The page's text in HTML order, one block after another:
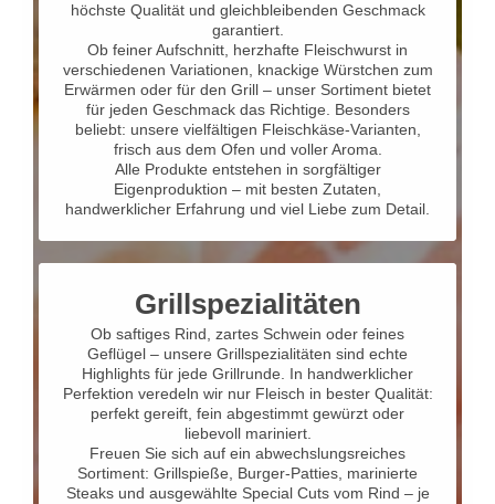
höchste Qualität und gleichbleibenden Geschmack
garantiert.
Ob feiner Aufschnitt, herzhafte Fleischwurst in
verschiedenen Variationen, knackige Würstchen zum
Erwärmen oder für den Grill – unser Sortiment bietet
für jeden Geschmack das Richtige. Besonders
beliebt: unsere vielfältigen Fleischkäse-Varianten,
frisch aus dem Ofen und voller Aroma.
Alle Produkte entstehen in sorgfältiger
Eigenproduktion – mit besten Zutaten,
handwerklicher Erfahrung und viel Liebe zum Detail.
Grillspezialitäten
Ob saftiges Rind, zartes Schwein oder feines
Geflügel – unsere Grillspezialitäten sind echte
Highlights für jede Grillrunde. In handwerklicher
Perfektion veredeln wir nur Fleisch in bester Qualität:
perfekt gereift, fein abgestimmt gewürzt oder
liebevoll mariniert.
Freuen Sie sich auf ein abwechslungsreiches
Sortiment: Grillspieße, Burger-Patties, marinierte
Steaks und ausgewählte Special Cuts vom Rind – je